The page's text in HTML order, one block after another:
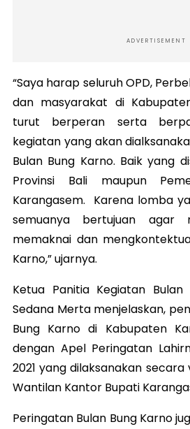
ADVERTISEMENT
“Saya harap seluruh OPD,
dan masyarakat di
turut berperan serta
kegiatan yang akan
Bulan Bung Karno. Baik yang
Provinsi Bali maupun
Karangasem. Karena lomba
semuanya bertujuan agar
memaknai dan
Karno,” ujarnya.
Ketua Panitia Kegiatan Bulan
Sedana Merta menjelaskan,
Bung Karno di Kabupaten
dengan Apel Peringatan
2021 yang dilaksanakan
Wantilan Kantor Bupati
Peringatan Bulan Bung Karno